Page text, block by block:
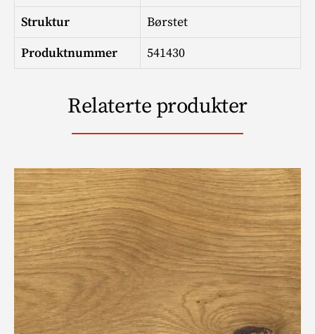
Struktur
Børstet
Produktnummer
541430
Relaterte produkter